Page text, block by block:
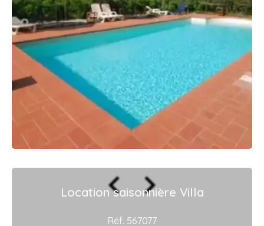
Location saisonnière Villa
Réf. 567077